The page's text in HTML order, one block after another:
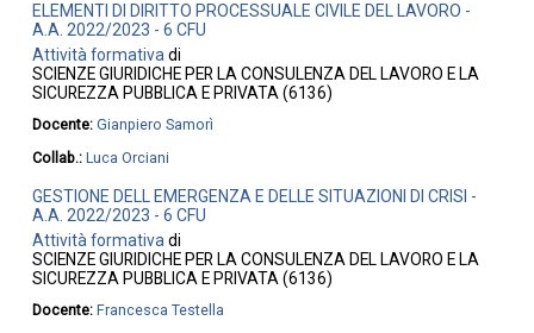
ELEMENTI DI DIRITTO PROCESSUALE CIVILE DEL LAVORO -
A.A. 2022/2023 - 6 CFU
Attività formativadi
SCIENZE GIURIDICHE PER LA CONSULENZA DEL LAVORO E LA
SICUREZZA PUBBLICA E PRIVATA (6136)
Docente:Gianpiero Samorì
Collab.:Luca Orciani
GESTIONE DELL EMERGENZA E DELLE SITUAZIONI DI CRISI -
A.A. 2022/2023 - 6 CFU
Attività formativadi
SCIENZE GIURIDICHE PER LA CONSULENZA DEL LAVORO E LA
SICUREZZA PUBBLICA E PRIVATA (6136)
Docente:Francesca Testella